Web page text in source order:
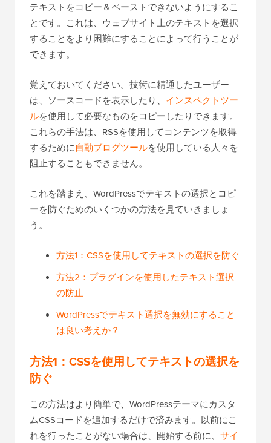
テキストをコピー＆ペーストできないようにするこ
とです。これは、ウェブサイト上のテキストを選択
することをより困難にすることによって行うことが
できます。
覚えておいてください。技術に精通したユーザー
は、ソースコードを表示したり、 インスペクトツー
ルを使用して必要なものをコピーしたりできます。
これらの手法は、RSSを使用してコンテンツを取得
するために自動ブログツールを使用している人々を
阻止することもできません。
これを踏まえ、WordPressでテキストの選択とコピ
ーを防ぐためのいくつかの方法を見ていきましょ
う。
方法1：CSSを使用してテキストの選択を防ぐ
方法2：プラグインを使用したテキスト選択
の防止
WordPressでテキスト選択を無効にすること
は良い考えか？
方法1：CSSを使用してテキストの選択を
防ぐ
この方法はより簡単で、WordPressテーマにカスタ
ムCSSコードを追加するだけで済みます。以前にこ
れを行ったことがない場合は、開始する前に、 サイ